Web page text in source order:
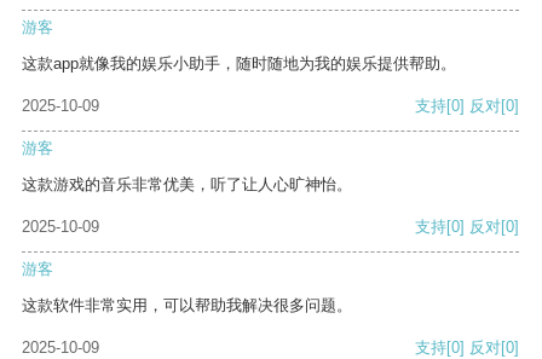
游客
这款app就像我的娱乐小助手，随时随地为我的娱乐提供帮助。
2025-10-09 支持[0] 反对[0]
游客
这款游戏的音乐非常优美，听了让人心旷神怡。
2025-10-09 支持[0] 反对[0]
游客
这款软件非常实用，可以帮助我解决很多问题。
2025-10-09 支持[0] 反对[0]